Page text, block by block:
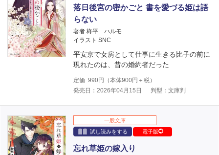
落日後宮の密かごと 書を愛づる姫は語
らない
著者 柊平 ハルモ
イラスト SNC
平安京で女房として仕事に生きる比子の前に
現れたのは、昔の婚約者だった
定価 990円（本体900円＋税）
発売日：2026年04月15日
判型：文庫判
一般文庫
試し読みをする
電子版
忘れ草姫の嫁入り